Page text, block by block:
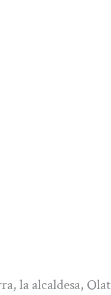
la alcaldesa,